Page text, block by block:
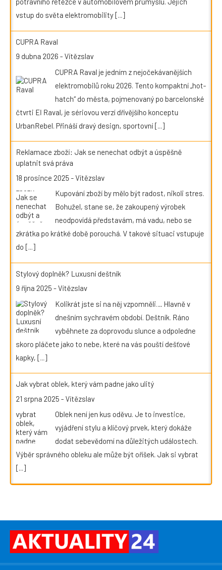
vstup do světa elektromobility[...]
CUPRA Raval
9 dubna 2026 -Vítězslav
CUPRA Raval je jedním z nejočekávanějších
elektromobilů roku 2026. Tento kompaktní „hot-
hatch“ do města, pojmenovaný po barcelonské
čtvrti El Raval, je sériovou verzí dřívějšího konceptu
UrbanRebel. Přináší dravý design, sportovní[...]
Reklamace zboží: Jak se nenechat odbýt a úspěšně
uplatnit svá práva
18 prosince 2025 -Vítězslav
Kupování zboží by mělo být radost, nikoli stres.
Bohužel, stane se, že zakoupený výrobek
neodpovídá představám, má vadu, nebo se
zkrátka po krátké době porouchá. V takové situaci vstupuje
do [...]
Stylový doplněk? Luxusní deštník
9 října 2025 -Vítězslav
Kolikrát jste si na něj vzpomněli… Hlavně v
dnešním sychravém období. Deštník. Ráno
vyběhnete za doprovodu slunce a odpoledne
skoro pláčete jako to nebe, které na vás pouští dešťové
kapky, [...]
Jak vybrat oblek, který vám padne jako ulitý
21 srpna 2025 -Vítězslav
Oblek není jen kus oděvu. Je to investice,
vyjádření stylu a klíčový prvek, který dokáže
dodat sebevědomí na důležitých událostech.
Výběr správného obleku ale může být oříšek. Jak si vybrat
[...]